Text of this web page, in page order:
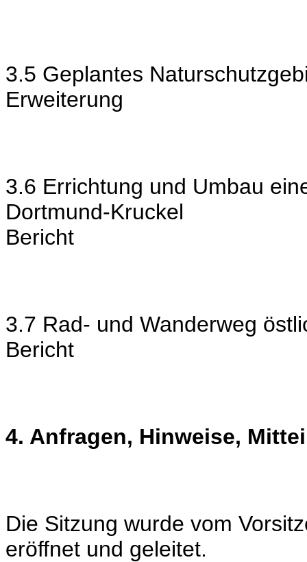
3.5 Geplantes
Erweiterung
3.6 Errichtung und Umbau
Dortmund-Kruckel
Bericht
3.7 Rad- und Wanderweg
Bericht
4. Anfragen, Hinweise,
Die Sitzung wurde vom
eröffnet und geleitet.